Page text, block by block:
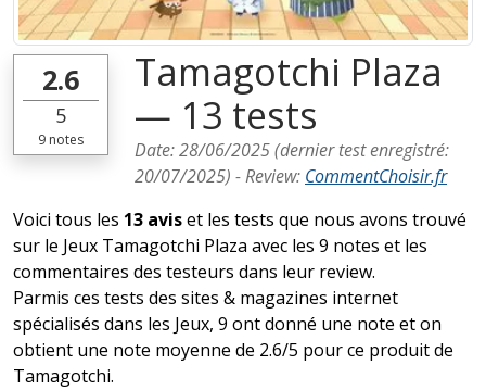
2.6
5
9 notes
Tamagotchi Plaza
— 13 tests
Date:28/06/2025(dernier test enregistré:
20/07/2025) -Review: CommentChoisir.fr
Voici tous les 13 aviset les tests que nous avons trouvé
sur le Jeux Tamagotchi Plaza avec les 9 notes et les
commentaires des testeurs dans leur review.
Parmis ces tests des sites & magazines internet
spécialisés dans les Jeux, 9 ont donné une note et on
obtient une note moyenne de 2.6/5 pour ce produit de
Tamagotchi.